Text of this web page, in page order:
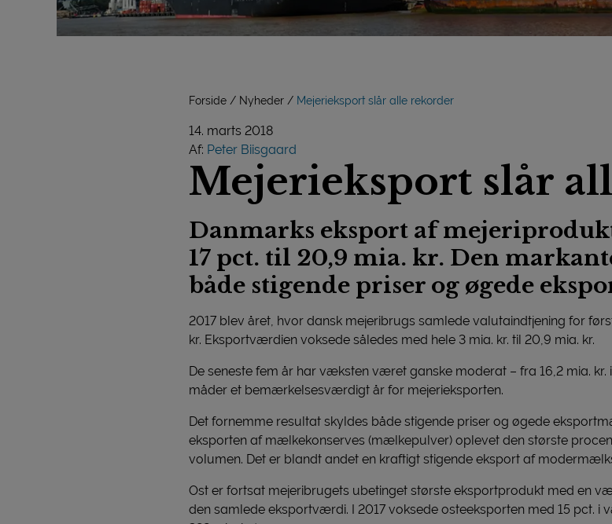
Forside Nyheder Mejerieksport slår alle rekorder
14. marts 2018
Af: Peter Biisgaard
Mejerieksport slår
Danmarks eksport af
17 pct. til 20,9 mia. kr. Den
både stigende priser og øgede
2017 blev året, hvor dansk mejeribrugs samlede valutaindtjening for
kr. Eksportværdien voksede således med hele 3 mia. kr. til 20,9 mia. kr.
De seneste fem år har væksten været ganske moderat – fra 16,2 mia. kr. i
måder et bemærkelsesværdigt år for mejerieksporten.
Det fornemme resultat skyldes både stigende priser og øgede
eksporten af mælkekonserves (mælkepulver) oplevet den største
volumen. Det er blandt andet en kraftigt stigende eksport af
Ost er fortsat mejeribrugets ubetinget største eksportprodukt med en
den samlede eksportværdi. I 2017 voksede osteeksporten med 15 pct. i